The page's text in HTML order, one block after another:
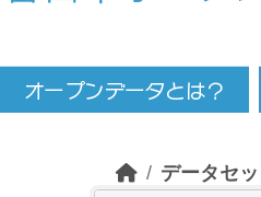
データセッ